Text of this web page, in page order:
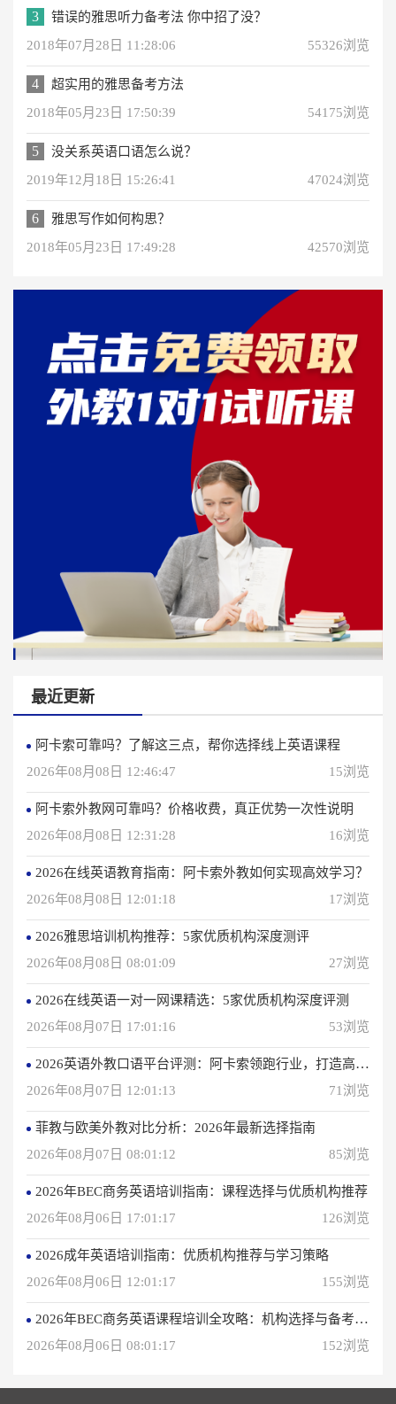
3
错误的雅思听力备考法 你中招了没？
2018年07月28日 11:28:06
55326浏览
4
超实用的雅思备考方法
2018年05月23日 17:50:39
54175浏览
5
没关系英语口语怎么说？
2019年12月18日 15:26:41
47024浏览
6
雅思写作如何构思？
2018年05月23日 17:49:28
42570浏览
最近更新
阿卡索可靠吗？了解这三点，帮你选择线上英语课程
2026年08月08日 12:46:47
15浏览
阿卡索外教网可靠吗？价格收费，真正优势一次性说明
2026年08月08日 12:31:28
16浏览
2026在线英语教育指南：阿卡索外教如何实现高效学习？
2026年08月08日 12:01:18
17浏览
2026雅思培训机构推荐：5家优质机构深度测评
2026年08月08日 08:01:09
27浏览
2026在线英语一对一网课精选：5家优质机构深度评测
2026年08月07日 17:01:16
53浏览
2026英语外教口语平台评测：阿卡索领跑行业，打造高效学习体验
2026年08月07日 12:01:13
71浏览
菲教与欧美外教对比分析：2026年最新选择指南
2026年08月07日 08:01:12
85浏览
2026年BEC商务英语培训指南：课程选择与优质机构推荐
2026年08月06日 17:01:17
126浏览
2026成年英语培训指南：优质机构推荐与学习策略
2026年08月06日 12:01:17
155浏览
2026年BEC商务英语课程培训全攻略：机构选择与备考指南
2026年08月06日 08:01:17
152浏览